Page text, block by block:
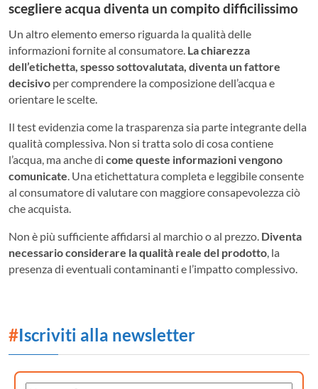
scegliere acqua diventa un compito difficilissimo
Un altro elemento emerso riguarda la qualità delle
informazioni fornite al consumatore. La chiarezza
dell’etichetta, spesso sottovalutata, diventa un fattore
decisivo per comprendere la composizione dell’acqua e
orientare le scelte.
Il test evidenzia come la trasparenza sia parte integrante della
qualità complessiva. Non si tratta solo di cosa contiene
l’acqua, ma anche di come queste informazioni vengono
comunicate. Una etichettatura completa e leggibile consente
al consumatore di valutare con maggiore consapevolezza ciò
che acquista.
Non è più sufficiente affidarsi al marchio o al prezzo. Diventa
necessario considerare la qualità reale del prodotto, la
presenza di eventuali contaminanti e l’impatto complessivo.
#Iscriviti alla newsletter